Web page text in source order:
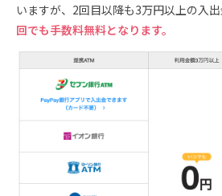
いますが、2回目以降も3万円以上の入出
回でも手数料無料となります。